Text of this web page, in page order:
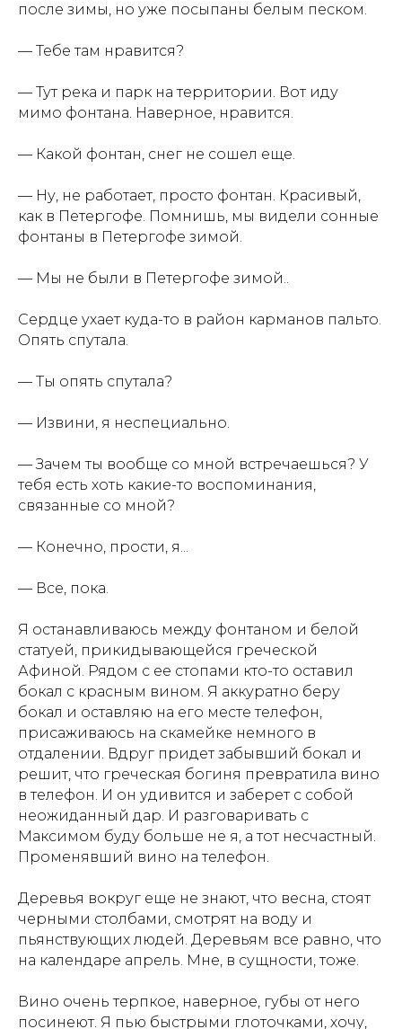
после зимы, но уже посыпаны белым песком.
— Тебе там нравится?
— Тут река и парк на территории. Вот иду
мимо фонтана. Наверное, нравится.
— Какой фонтан, снег не сошел еще.
— Ну, не работает, просто фонтан. Красивый,
как в Петергофе. Помнишь, мы видели сонные
фонтаны в Петергофе зимой.
— Мы не были в Петергофе зимой..
Сердце ухает куда-то в район карманов пальто.
Опять спутала.
— Ты опять спутала?
— Извини, я неспециально.
— Зачем ты вообще со мной встречаешься? У
тебя есть хоть какие-то воспоминания,
связанные со мной?
— Конечно, прости, я...
— Все, пока.
Я останавливаюсь между фонтаном и белой
статуей, прикидывающейся греческой
Афиной. Рядом с ее стопами кто-то оставил
бокал с красным вином. Я аккуратно беру
бокал и оставляю на его месте телефон,
присаживаюсь на скамейке немного в
отдалении. Вдруг придет забывший бокал и
решит, что греческая богиня превратила вино
в телефон. И он удивится и заберет с собой
неожиданный дар. И разговаривать с
Максимом буду больше не я, а тот несчастный.
Променявший вино на телефон.
Деревья вокруг еще не знают, что весна, стоят
черными столбами, смотрят на воду и
пьянствующих людей. Деревьям все равно, что
на календаре апрель. Мне, в сущности, тоже.
Вино очень терпкое, наверное, губы от него
посинеют. Я пью быстрыми глоточками, хочу,